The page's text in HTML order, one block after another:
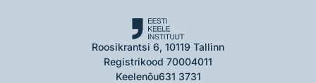
Roosikrantsi 6, 10119 Tallinn
Registrikood 70004011
Keelenõu631 3731